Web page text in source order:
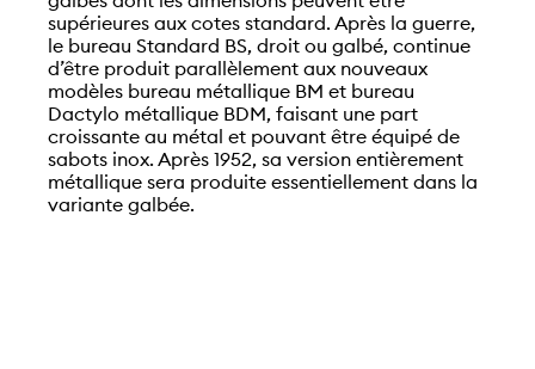
supérieures aux cotes standard. Après la guerre,
le bureau Standard BS, droit ou galbé, continue
d’être produit parallèlement aux nouveaux
modèles bureau métallique BM et bureau
Dactylo métallique BDM, faisant une part
croissante au métal et pouvant être équipé de
sabots inox. Après 1952, sa version entièrement
métallique sera produite essentiellement dans la
variante galbée.